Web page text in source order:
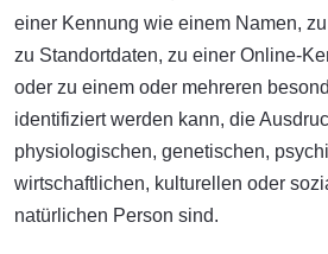
einer Kennung wie einem Namen,
zu Standortdaten, zu einer Online-
oder zu einem oder mehreren
identifiziert werden kann, die
physiologischen, genetischen,
wirtschaftlichen, kulturellen oder
natürlichen Person sind.